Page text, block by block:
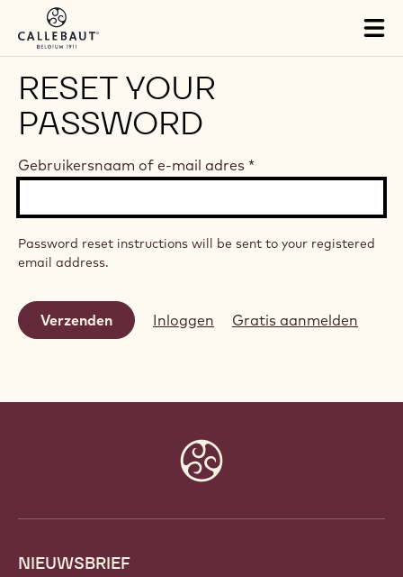
Skip to main content
RESET YOUR
PASSWORD
Gebruikersnaam of e-mail adres *
Password reset instructions will be sent to your registered
email address.
Inloggen Gratis aanmelden
NIEUWSBRIEF